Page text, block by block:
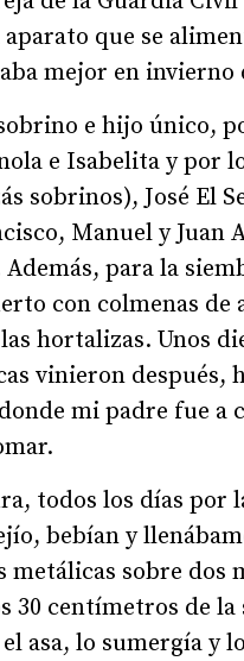
que se
mejor en invierno
e hijo único,
e Isabelita y por
sobrinos), José El
Manuel y Juan
para la
con colmenas de
hortalizas. Unos
vinieron después,
mi padre fue a
todos los días por
bebían y
sobre dos
30 centímetros de
asa, lo sumergía y